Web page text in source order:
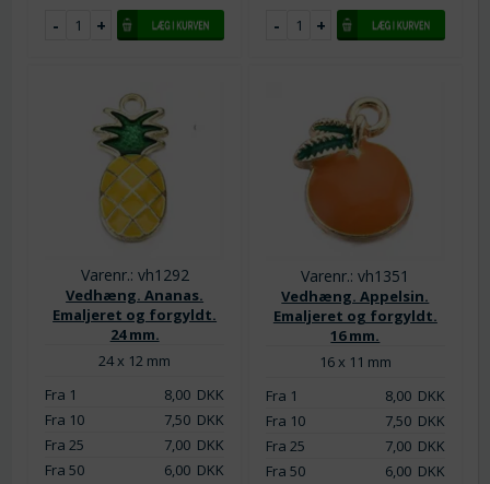
Varenr.: vh1292
Vedhæng. Ananas.
Emaljeret og forgyldt.
24 mm.
24 x 12 mm
Fra 1
8,00DKK
Fra 10
7,50DKK
Fra 25
7,00DKK
Fra 50
6,00DKK
Varenr.: vh1351
Vedhæng. Appelsin.
Emaljeret og forgyldt.
16 mm.
16 x 11 mm
Fra 1
8,00DKK
Fra 10
7,50DKK
Fra 25
7,00DKK
Fra 50
6,00DKK